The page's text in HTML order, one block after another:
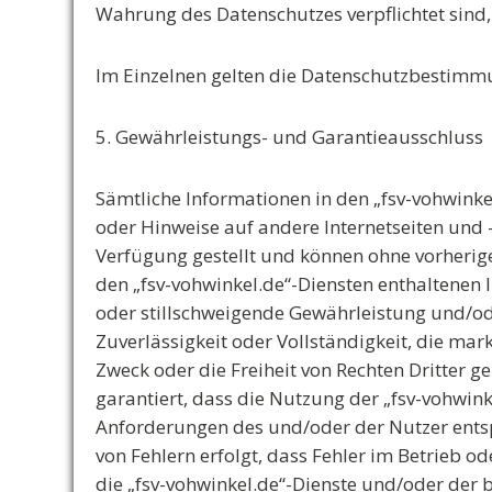
Wahrung des Datenschutzes verpflichtet
Im Einzelnen gelten die
5. Gewährleistungs- und Garantieausschluss
Sämtliche Informationen in den „fsv-
oder Hinweise auf andere Internetseiten und
Verfügung gestellt und können ohne
den „fsv-vohwinkel.de“-Diensten
oder stillschweigende Gewährleistung und/
Zuverlässigkeit oder Vollständigkeit, die
Zweck oder die Freiheit von Rechten Dritter
garantiert, dass die Nutzung der „fsv-
Anforderungen des und/oder der Nutzer
von Fehlern erfolgt, dass Fehler im Betrieb
die „fsv-vohwinkel.de“-Dienste und/oder der